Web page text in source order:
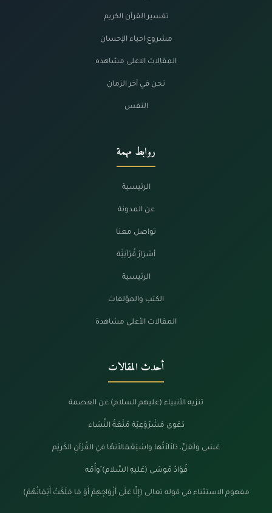
تفسير القرآن الكريم
مشروع احياء الإحسان
المقالات الاعلى مشاهده
نحن في آخر الزمان
النفس
روابط مهمة
الرئيسية
عن المدونة
تواصل معنا
أسْرَارٌ قُرْآنِيَّة
الرئيسية
الكتب والمؤلفات
المقالات الأعلى مشاهدة
أحدث المقالات
تنزيه الأنبياء (عليهم السلام) عن العصمة
دَعْوى مَشْرُوْعِيّة مُتْعَةُ النِّسَاء
عَسَى ولَعَلَّ، دَلاَلاَتُها واسْتِعْمَالاَتهُا فيْ القُرْآنِ الكَرِيْم
فُؤادُ مُوسَى (عَليهِ السَّلام) َوأُمّه
مفهوم الاستثناء في قوله تعالى (إِلَّا عَلَىٰ أَزْوَاجِهِمْ أَوْ مَا مَلَكَتْ أَيْمَانُهُمْ)